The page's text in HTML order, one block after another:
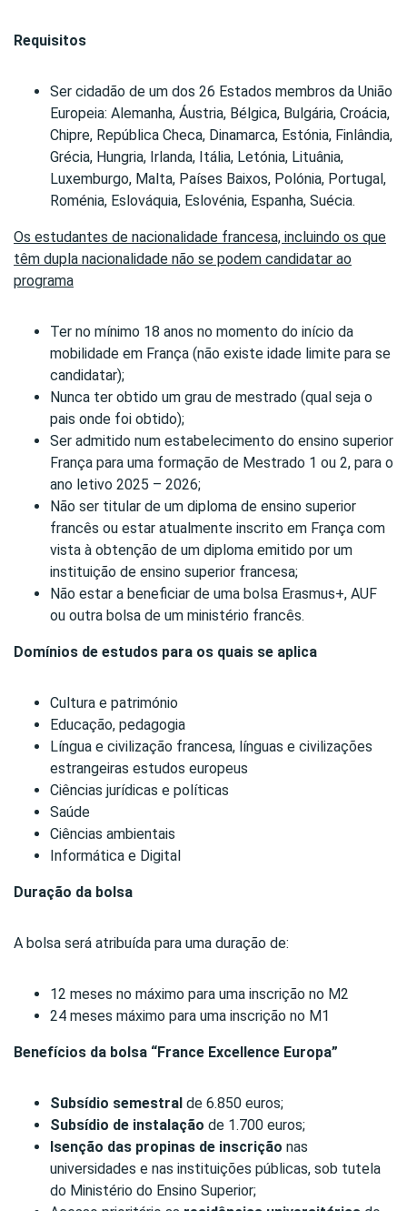
Requisitos
Ser cidadão de um dos 26 Estados membros da União
Europeia: Alemanha, Áustria, Bélgica, Bulgária, Croácia,
Chipre, República Checa, Dinamarca, Estónia, Finlândia,
Grécia, Hungria, Irlanda, Itália, Letónia, Lituânia,
Luxemburgo, Malta, Países Baixos, Polónia, Portugal,
Roménia, Eslováquia, Eslovénia, Espanha, Suécia.
Os estudantes de nacionalidade francesa, incluindo os que
têm dupla nacionalidade não se podem candidatar ao
programa
Ter no mínimo 18 anos no momento do início da
mobilidade em França (não existe idade limite para se
candidatar);
Nunca ter obtido um grau de mestrado (qual seja o
pais onde foi obtido);
Ser admitido num estabelecimento do ensino superior
França para uma formação de Mestrado 1 ou 2, para o
ano letivo 2025 – 2026;
Não ser titular de um diploma de ensino superior
francês ou estar atualmente inscrito em França com
vista à obtenção de um diploma emitido por um
instituição de ensino superior francesa;
Não estar a beneficiar de uma bolsa Erasmus+, AUF
ou outra bolsa de um ministério francês.
Domínios de estudos para os quais se aplica
Cultura e património
Educação, pedagogia
Língua e civilização francesa, línguas e civilizações
estrangeiras estudos europeus
Ciências jurídicas e políticas
Saúde
Ciências ambientais
Informática e Digital
Duração da bolsa
A bolsa será atribuída para uma duração de:
12 meses no máximo para uma inscrição no M2
24 meses máximo para uma inscrição no M1
Benefícios da bolsa “France Excellence Europa”
Subsídio semestral de 6.850 euros;
Subsídio de instalação de 1.700 euros;
Isenção das propinas de inscrição nas
universidades e nas instituições públicas, sob tutela
do Ministério do Ensino Superior;